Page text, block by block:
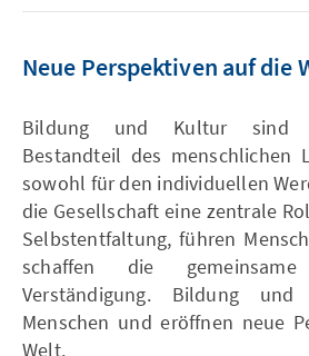
Neue Perspektiven auf die
Bildung und Kultur sind
Bestandteil des menschlichen
sowohl für den individuellen
die Gesellschaft eine zentrale
Selbstentfaltung, führen
schaffen die
Verständigung. Bildung
Menschen und eröffnen neue
Welt.